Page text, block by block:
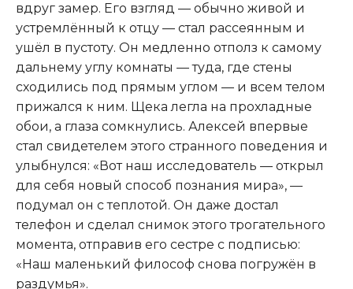
вдруг замер. Его взгляд — обычно живой и
устремлённый к отцу — стал рассеянным и
ушёл в пустоту. Он медленно отполз к самому
дальнему углу комнаты — туда, где стены
сходились под прямым углом — и всем телом
прижался к ним. Щека легла на прохладные
обои, а глаза сомкнулись. Алексей впервые
стал свидетелем этого странного поведения и
улыбнулся: «Вот наш исследователь — открыл
для себя новый способ познания мира», —
подумал он с теплотой. Он даже достал
телефон и сделал снимок этого трогательного
момента, отправив его сестре с подписью:
«Наш маленький философ снова погружён в
раздумья».